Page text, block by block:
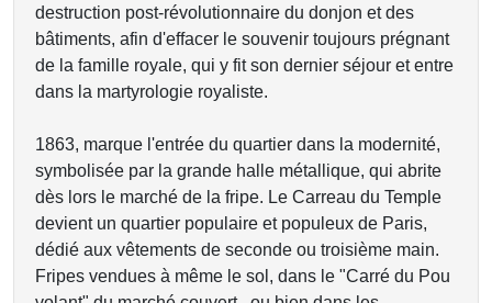
destruction post-révolutionnaire du donjon et des
bâtiments, afin d'effacer le souvenir toujours prégnant
de la famille royale, qui y fit son dernier séjour et entre
dans la martyrologie royaliste.
1863, marque l'entrée du quartier dans la modernité,
symbolisée par la grande halle métallique, qui abrite
dès lors le marché de la fripe. Le Carreau du Temple
devient un quartier populaire et populeux de Paris,
dédié aux vêtements de seconde ou troisième main.
Fripes vendues à même le sol, dans le "Carré du Pou